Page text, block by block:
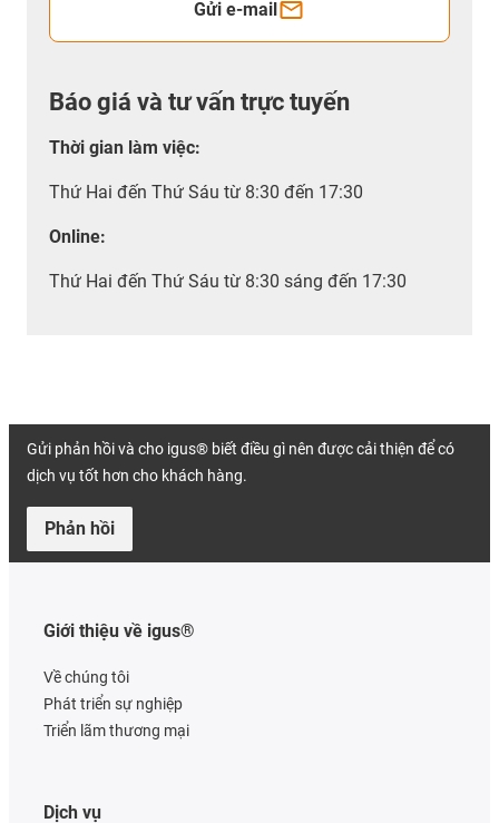
Gửi e-mail
Báo giá và tư vấn trực tuyến
Thời gian làm việc:
Thứ Hai đến Thứ Sáu từ 8:30 đến 17:30
Online:
Thứ Hai đến Thứ Sáu từ 8:30 sáng đến 17:30
Gửi phản hồi và cho igus® biết điều gì nên được cải thiện để có
dịch vụ tốt hơn cho khách hàng.
Phản hồi
Giới thiệu về igus®
Về chúng tôi
Phát triển sự nghiệp
Triển lãm thương mại
Dịch vụ